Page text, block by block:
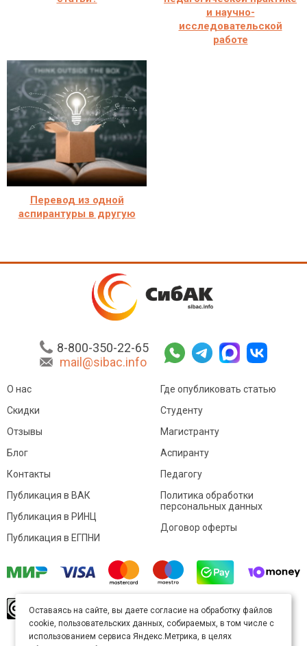
и научно-
исследовательской
работе
Перевод из одной
аспирантуры в другую
8-800-350-22-65
mail@sibac.info
О нас
Скидки
Отзывы
Блог
Контакты
Где опубликовать статью
Студенту
Магистранту
Аспиранту
Педагогу
Публикация в ВАК
Публикация в РИНЦ
Публикация в ЕГПНИ
Политика обработки
персональных данных
Договор оферты
произведение доступно полицензии Creative
Commons «Attribution» («Атрибуция») 4.0
Непортированная.
Оставаясь на сайте, вы даете согласие на обработку файлов
cookie, пользовательских данных, собираемых, в том числе с
использованием сервиса Яндекс.Метрика, в целях